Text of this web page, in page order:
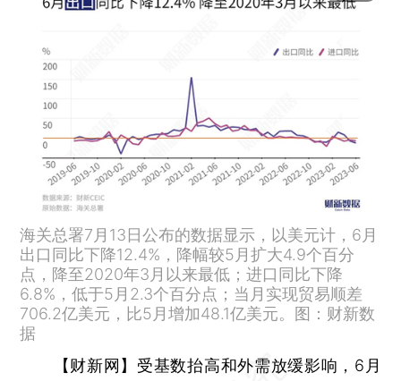
海关总署7月13日公布的数据显示，以美元计，6月
出口同比下降12.4%，降幅较5月扩大4.9个百分
点，降至2020年3月以来最低；进口同比下降
6.8%，低于5月2.3个百分点；当月实现贸易顺差
706.2亿美元，比5月增加48.1亿美元。图：财新数
据
【财新网】 受基数抬高和外需放缓影响，6月